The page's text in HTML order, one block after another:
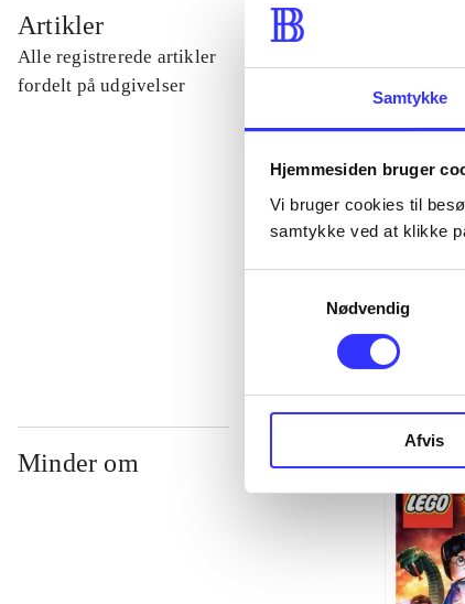
Samtykke
Hjemmesiden bruger
Vi bruger cookies til
samtykke ved at klikke
Nødvendig
Afvis
Artikler
Alle registrerede artikler
fordelt på udgivelser
...
Minder om